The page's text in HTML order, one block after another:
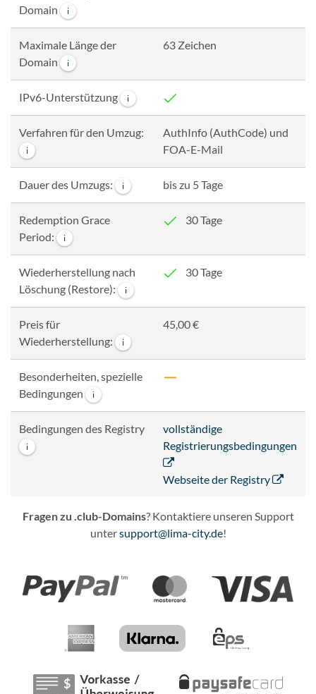
Domain
i
Maximale Länge der
Domain
i
63 Zeichen
IPv6-Unterstützung i
Verfahren für den Umzug:
i
AuthInfo (AuthCode) und
FOA-E-Mail
Dauer des Umzugs: i bis zu 5 Tage
Redemption Grace
Period:
i
30 Tage
Wiederherstellung nach
Löschung (Restore):
i
30 Tage
Preis für
Wiederherstellung:
i
45,00 €
Besonderheiten, spezielle
Bedingungen
i
Bedingungen des Registry
i
vollständige
Registrierungsbedingungen
Webseite der Registry
Fragen zu .club-Domains? Kontaktiere unseren Support
untersupport@lima-city.de!